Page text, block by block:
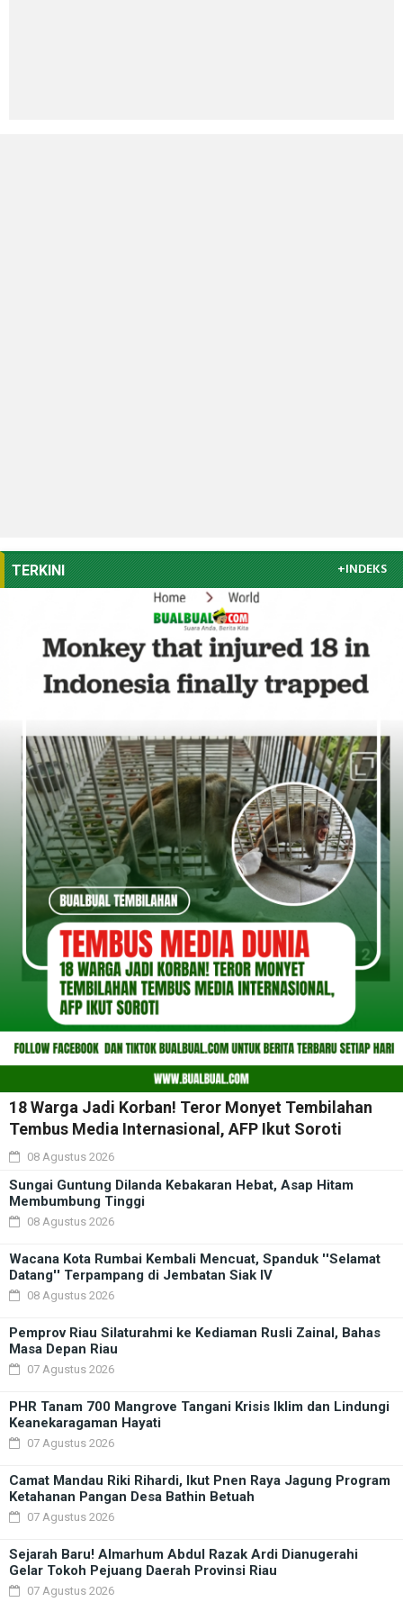
TERKINI +INDEKS
18 Warga Jadi Korban! Teror Monyet Tembilahan
Tembus Media Internasional, AFP Ikut Soroti
08 Agustus 2026
Sungai Guntung Dilanda Kebakaran Hebat, Asap Hitam
Membumbung Tinggi
08 Agustus 2026
Wacana Kota Rumbai Kembali Mencuat, Spanduk ''Selamat
Datang'' Terpampang di Jembatan Siak IV
08 Agustus 2026
Pemprov Riau Silaturahmi ke Kediaman Rusli Zainal, Bahas
Masa Depan Riau
07 Agustus 2026
PHR Tanam 700 Mangrove Tangani Krisis Iklim dan Lindungi
Keanekaragaman Hayati
07 Agustus 2026
Camat Mandau Riki Rihardi, Ikut Pnen Raya Jagung Program
Ketahanan Pangan Desa Bathin Betuah
07 Agustus 2026
Sejarah Baru! Almarhum Abdul Razak Ardi Dianugerahi
Gelar Tokoh Pejuang Daerah Provinsi Riau
07 Agustus 2026